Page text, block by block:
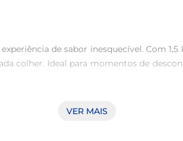
de sabor inesquecível. Com
colher. Ideal para momentos de
VER MAIS